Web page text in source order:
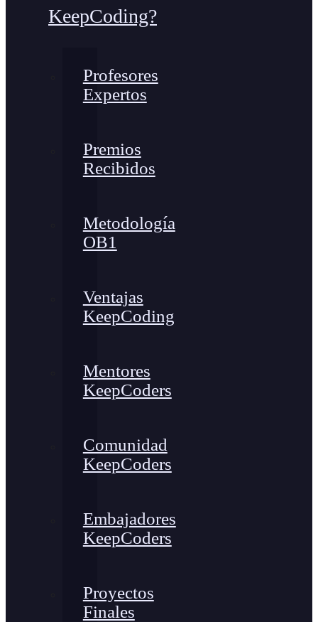
KeepCoding?
Profesores
Expertos
Premios
Recibidos
Metodología
OB1
Ventajas
KeepCoding
Mentores
KeepCoders
Comunidad
KeepCoders
Embajadores
KeepCoders
Proyectos
Finales